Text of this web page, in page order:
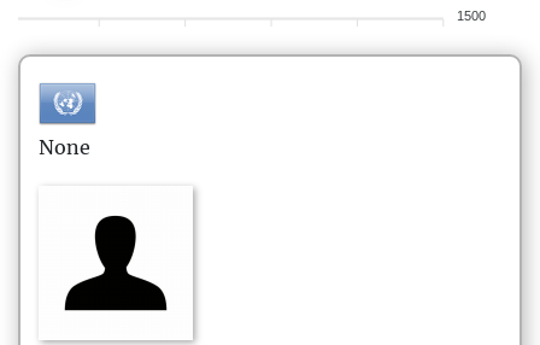
1500
None